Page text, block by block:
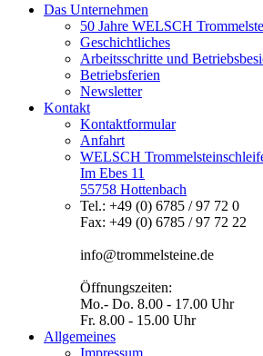
Das Unternehmen
50 Jahre WELSCH
Geschichtliches
Arbeitsschritte und
Betriebsferien
Newsletter
Kontakt
Kontaktformular
Anfahrt
WELSCH
Im Ebes 11
55758 Hottenbach
Tel.: +49 (0) 6785 / 97 72 0
Fax: +49 (0) 6785 / 97 72 22
info@trommelsteine.de
Öffnungszeiten:
Mo.- Do. 8.00 - 17.00 Uhr
Fr. 8.00 - 15.00 Uhr
Allgemeines
Impressum